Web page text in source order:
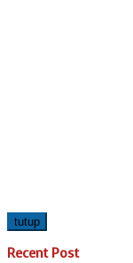
tutup
Recent Post